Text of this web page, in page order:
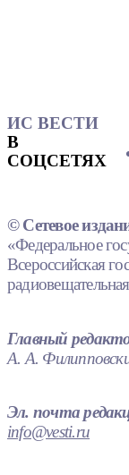
ИС ВЕСТИ
В
СОЦСЕТЯХ
© Сетевое
«Федеральное
Всероссийская
Главный
А. А.
Эл. почта
info@vesti.ru